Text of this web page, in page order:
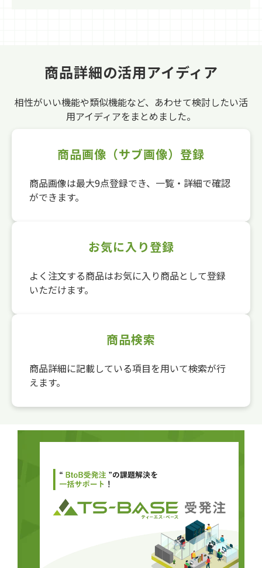
商品詳細の活用アイディア
相性がいい機能や類似機能など、あわせて検討したい活
用アイディアをまとめました。
商品画像（サブ画像）登録
商品画像は最大9点登録でき、一覧・詳細で確認
ができます。
お気に入り登録
よく注文する商品はお気に入り商品として登録
いただけます。
商品検索
商品詳細に記載している項目を用いて検索が行
えます。